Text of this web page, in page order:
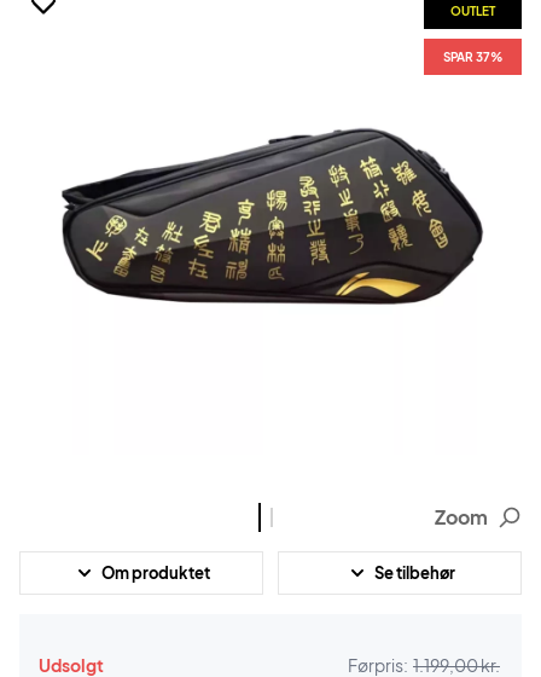
OUTLET
SPAR 37%
OUTLET
SPAR 37%
Zoom
Om produktet Se tilbehør
Udsolgt
Førpris: 1.199,00 kr.